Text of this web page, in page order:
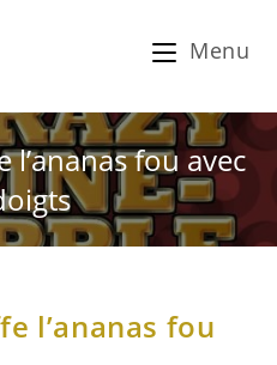
Menu
fou avec
l’ananas fou